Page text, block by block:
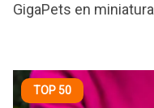
GigaPets en miniatura
TOP 50